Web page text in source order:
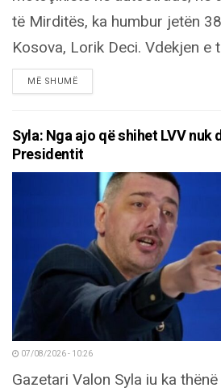
të Mirditës, ka humbur jetën
Kosova, Lorik Deci. Vdekjen e
MË SHUMËDETAILS
Syla: Nga ajo që shihet LVV
Presidentit
07/08/2026 - 10:26
Gazetari Valon Syla iu ka